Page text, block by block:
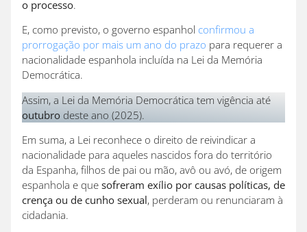
o processo.
E, como previsto, o governo espanhol confirmou a
prorrogação por mais um ano do prazo para requerer a
nacionalidade espanhola incluída na Lei da Memória
Democrática.
Assim, a Lei da Memória Democrática tem vigência até
outubro deste ano (2025).
Em suma, a Lei reconhece o direito de reivindicar a
nacionalidade para aqueles nascidos fora do território
da Espanha, filhos de pai ou mão, avô ou avó, de origem
espanhola e que sofreram exílio por causas políticas, de
crença ou de cunho sexual, perderam ou renunciaram à
cidadania.